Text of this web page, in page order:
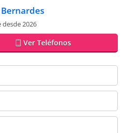
2026
Ver Teléfonos